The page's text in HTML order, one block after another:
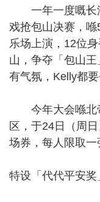
一年一度嘅长
戏抢包山决赛，
乐场上演，12位
山，争夺「包山
有气氛，Kelly都要
今年大会喺北
区，于24日（周
场券，每人限取一
特设「代代平安奖